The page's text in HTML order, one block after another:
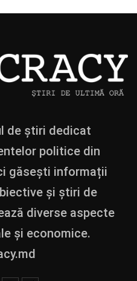
de știri dedicat
politice din
găsești informații
și știri de
diverse aspecte
și economice.